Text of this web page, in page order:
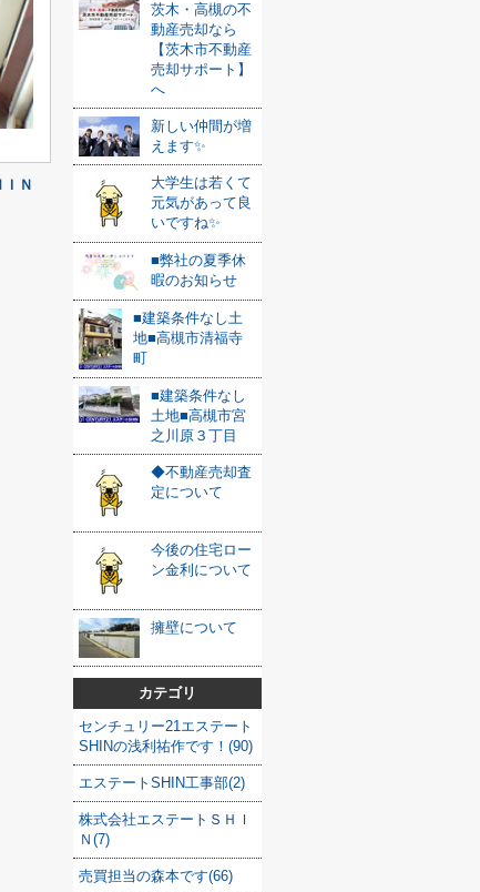
Ｎ
茨木・高槻の不
動産売却なら
【茨木市不動産
売却サポート】
へ
新しい仲間が増
えます✨
大学生は若くて
元気があって良
いですね✨
■弊社の夏季休
暇のお知らせ
■建築条件なし土
地■高槻市清福寺
町
■建築条件なし
土地■高槻市宮
之川原３丁目
◆不動産売却査
定について
今後の住宅ロー
ン金利について
擁壁について
カテゴリ
センチュリー21エステート
SHINの浅利祐作です！(90)
エステートSHIN工事部(2)
株式会社エステートＳＨＩ
Ｎ(7)
売買担当の森本です(66)